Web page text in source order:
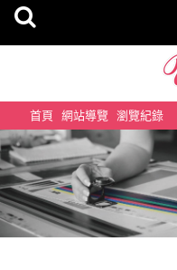
首頁 網站導覽 瀏覽紀錄